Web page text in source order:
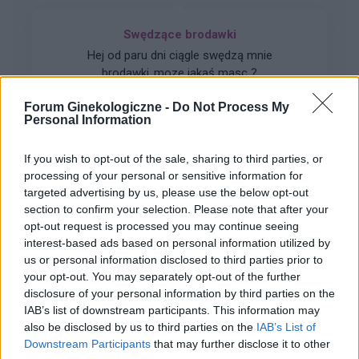
Forum Ginekologiczne - Do Not Process My
Personal Information
If you wish to opt-out of the sale, sharing to third parties, or
processing of your personal or sensitive information for
targeted advertising by us, please use the below opt-out
section to confirm your selection. Please note that after your
opt-out request is processed you may continue seeing
interest-based ads based on personal information utilized by
us or personal information disclosed to third parties prior to
your opt-out. You may separately opt-out of the further
disclosure of your personal information by third parties on the
IAB’s list of downstream participants. This information may
also be disclosed by us to third parties on the IAB’s List of
Downstream Participants that may further disclose it to other
Swędzące brodawki
Hej od paru dni ciągle swędzą mnie
brodawki..moze jakaś masc ?
Forum: Dla nastolatek
POWIĄZANE
Tematy przezierność karkowa spirala
embolizacja mięśniaków macicy
ropień gruczołu bartholina opryszczka